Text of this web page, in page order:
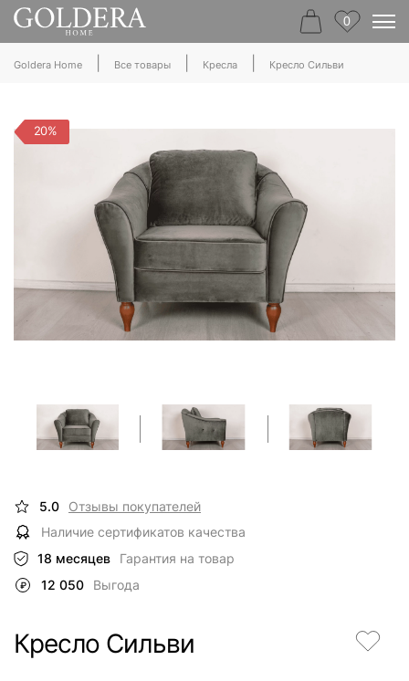
0
Goldera Home Все товары Кресла Кресло Сильви
20%
5.0
Отзывы покупателей
Наличие сертификатов качества
18 месяцев
Гарантия на товар
12 050
Выгода
Кресло Сильви